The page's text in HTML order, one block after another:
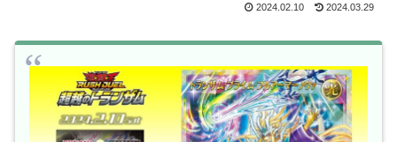
2024.02.10 2024.03.29